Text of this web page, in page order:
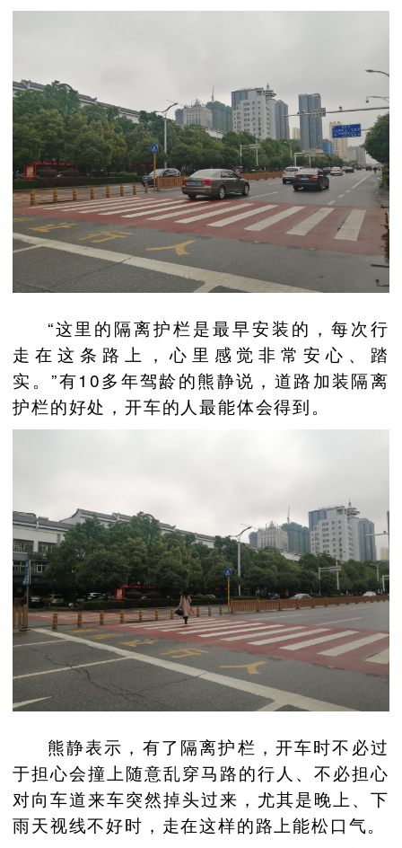
“这里的隔离护栏是最早安装的，每次行
走在这条路上，心里感觉非常安心、踏
实。”有10多年驾龄的熊静说，道路加装隔离
护栏的好处，开车的人最能体会得到。
熊静表示，有了隔离护栏，开车时不必过
于担心会撞上随意乱穿马路的行人、不必担心
对向车道来车突然掉头过来，尤其是晚上、下
雨天视线不好时，走在这样的路上能松口气。